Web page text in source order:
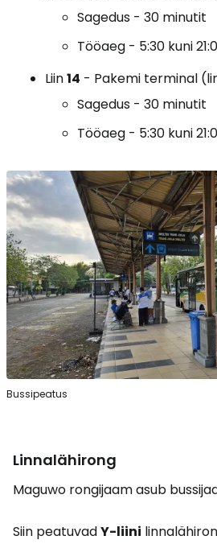
Sagedus - 30 minutit
Tööaeg - 5:30 kuni
Liin14 - Pakemi terminal
Sagedus - 30 minutit
Tööaeg - 5:30 kuni
Bussipeatus
Linnalähirong
Maguwo rongijaam asub
Siin peatuvadY-liini